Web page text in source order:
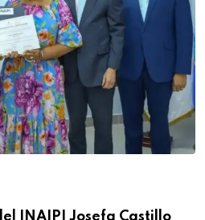
INAIPI Josefa Castillo